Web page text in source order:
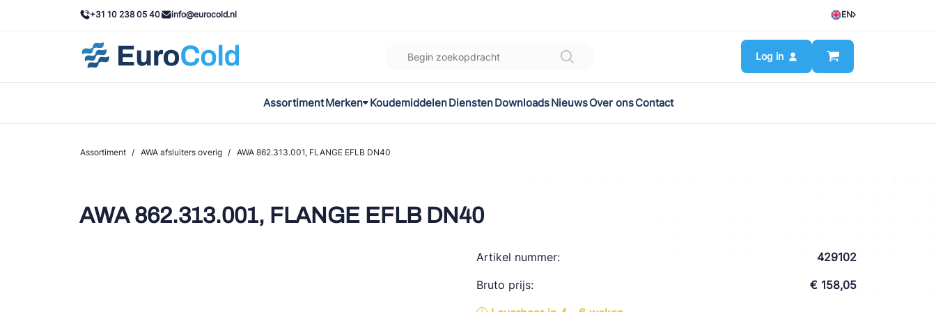
+31 10 238 05 40 info@eurocold.nl EN
Log in
AssortimentMerken
Castel
AWA
KoudemiddelenDienstenDownloadsNieuwsOver onsContact
Assortiment / AWA afsluiters overig / AWA 862.313.001, FLANGE EFLB DN40
AWA 862.313.001, FLANGE EFLB DN40
Artikel nummer:
429102
Bruto prijs:
€ 158,05